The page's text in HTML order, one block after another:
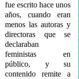
fue escrito hace unos
años, cuando eran
menos las autoras y
directoras que se
declaraban
feministas en
público, y su
contenido remite a